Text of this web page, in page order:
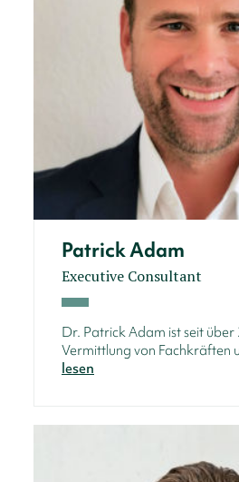
Patrick Adam
Executive Consultant
Dr. Patrick Adam ist seit
Vermittlung von Fachkräften
lesen